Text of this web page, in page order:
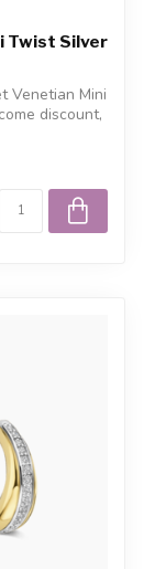
Twist Silver
Venetian Mini
discount,